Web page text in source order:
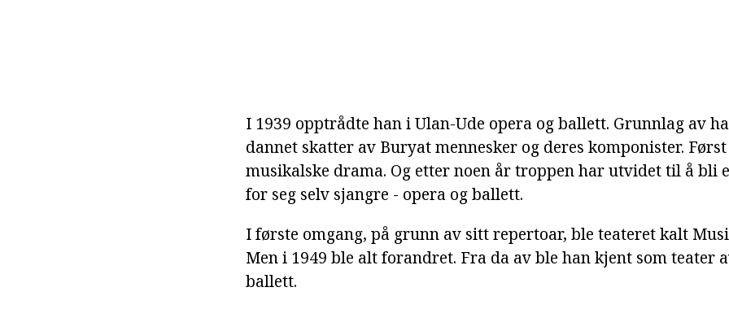
I 1939 opptrådte han i Ulan-Ude opera og ballett. Grunnlag av
dannet skatter av Buryat mennesker og deres komponister.
musikalske drama. Og etter noen år troppen har utvidet til å bli
for seg selv sjangre - opera og ballett.
I første omgang, på grunn av sitt repertoar, ble teateret kalt
Men i 1949 ble alt forandret. Fra da av ble han kjent som teater
ballett.